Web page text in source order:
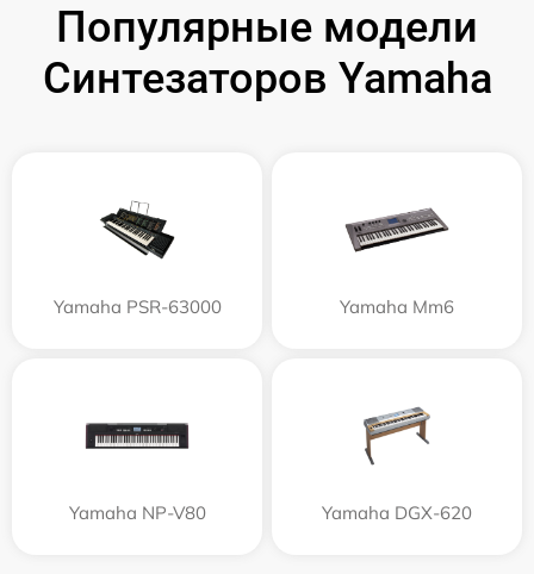
Популярные модели
Синтезаторов Yamaha
Yamaha PSR-63000 Yamaha Mm6
Yamaha NP-V80 Yamaha DGX-620